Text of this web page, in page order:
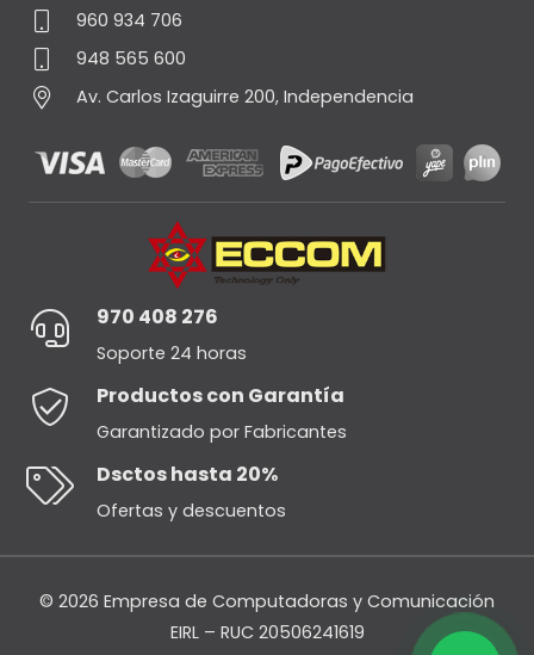
960 934 706
948 565 600
Av. Carlos Izaguirre 200, Independencia
970 408 276
Soporte 24 horas
Productos con Garantía
Garantizado por Fabricantes
Dsctos hasta 20%
Ofertas y descuentos
© 2026 Empresa de Computadoras y Comunicación
EIRL – RUC 20506241619